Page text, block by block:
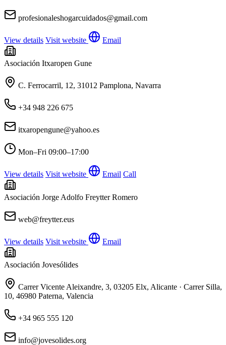
profesionaleshogarcuidados@gmail.com
View details Visit website Email
Asociación Itxaropen Gune
C. Ferrocarril, 12, 31012 Pamplona, Navarra
+34 948 226 675
itxaropengune@yahoo.es
Mon–Fri 09:00–17:00
View details Visit website Email Call
Asociación Jorge Adolfo Freytter Romero
web@freytter.eus
View details Visit website Email
Asociación Jovesólides
Carrer Vicente Aleixandre, 3, 03205 Elx, Alicante · Carrer Silla,
10, 46980 Paterna, Valencia
+34 965 555 120
info@jovesolides.org